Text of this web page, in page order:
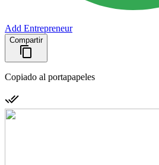
Add Entrepreneur
Compartir
Copiado al portapapeles